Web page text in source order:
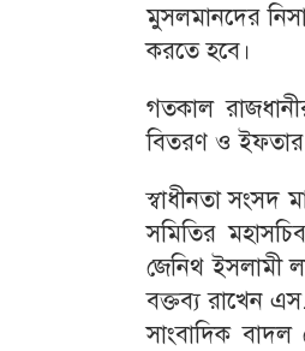
মুসলমানদের
করতে হবে।
গতকাল
বিতরণ ও ইফতার
স্বাধীনতা সংসদ
সমিতির
জেনিথ ইসলামী
বক্তব্য রাখেন
সাংবাদিক বাদল